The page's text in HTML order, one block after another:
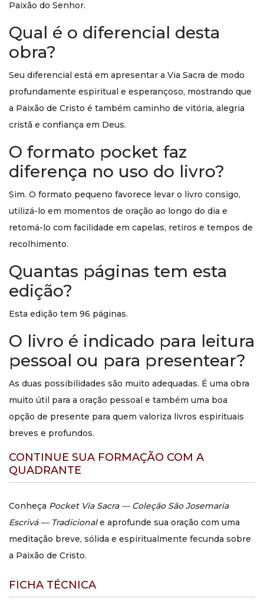
Paixão do Senhor.
Qual é o diferencial desta
obra?
Seu diferencial está em apresentar a Via Sacra de modo
profundamente espiritual e esperançoso, mostrando que
a Paixão de Cristo é também caminho de vitória, alegria
cristã e confiança em Deus.
O formato pocket faz
diferença no uso do livro?
Sim. O formato pequeno favorece levar o livro consigo,
utilizá-lo em momentos de oração ao longo do dia e
retomá-lo com facilidade em capelas, retiros e tempos de
recolhimento.
Quantas páginas tem esta
edição?
Esta edição tem 96 páginas.
O livro é indicado para leitura
pessoal ou para presentear?
As duas possibilidades são muito adequadas. É uma obra
muito útil para a oração pessoal e também uma boa
opção de presente para quem valoriza livros espirituais
breves e profundos.
CONTINUE SUA FORMAÇÃO COM A
QUADRANTE
Conheça Pocket Via Sacra — Coleção São Josemaria
Escrivá — Tradicionale aprofunde sua oração com uma
meditação breve, sólida e espiritualmente fecunda sobre
a Paixão de Cristo.
FICHA TÉCNICA